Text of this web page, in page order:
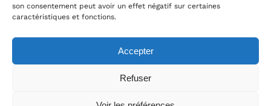
son consentement peut avoir un effet négatif sur certaines
caractéristiques et fonctions.
Accepter
Refuser
Mentions Légales
InstagramFacebook